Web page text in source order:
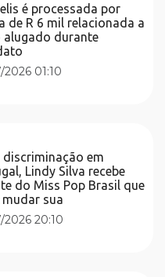
é processada por
de R 6 mil relacionada a
alugado durante
01:10
discriminação em
Lindy Silva recebe
do Miss Pop Brasil que
sua
2026 20:10